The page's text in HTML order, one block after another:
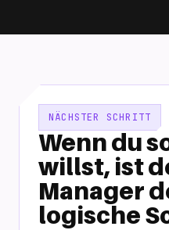
NÄCHSTER SCHRITT
Wenn du
willst, ist
Manager
logische